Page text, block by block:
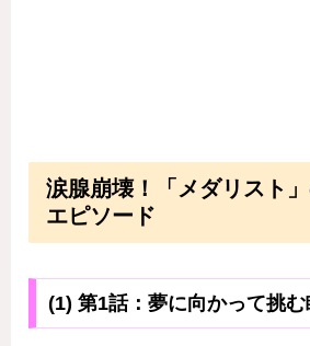
涙腺崩壊！「メダリスト
エピソード
(1) 第1話：夢に向かって挑む